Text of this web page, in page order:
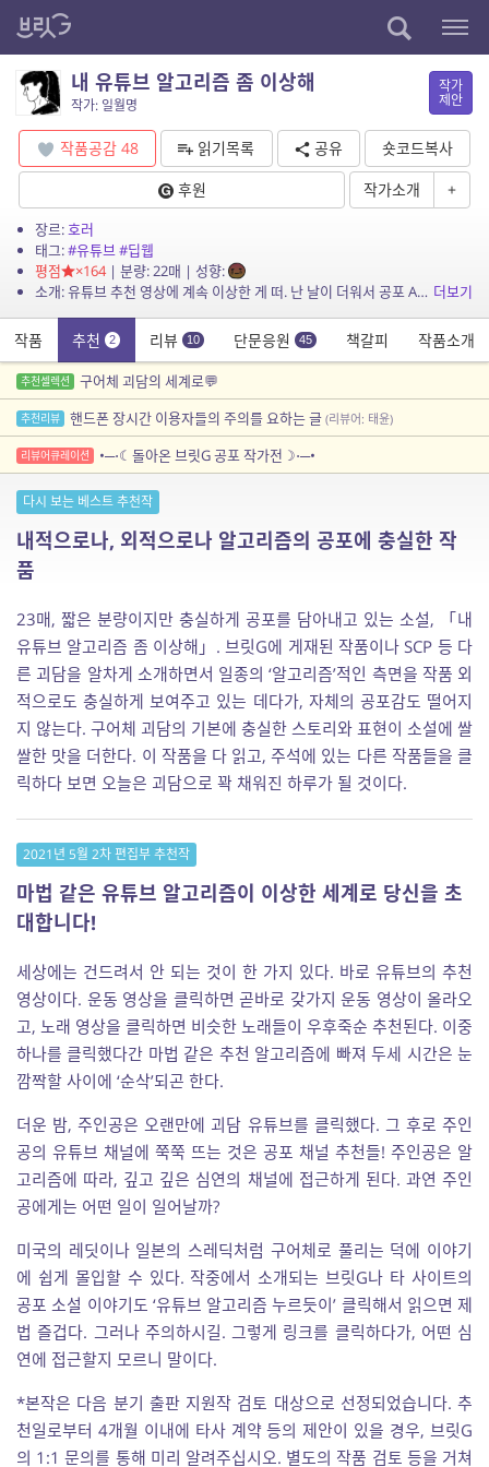
내 유튜브 알고리즘 좀 이상해
작가: 일월명
작가
제안
작품공감 48 읽기목록 공유
숏코드복사
후원
작가소개 +
장르:호러
태그:#유튜브#딥웹
평점
×164| 분량: 22매 | 성향:
소개: 유튜브 추천 영상에 계속 이상한 게 떠. 난 날이 더워서 공포 ASMR 몇 개를 찾아 보았을 뿐인데. *정체불명괴담 테마 단편선(구구단편서가) 수록작 22.01.11. 일부 수정 ... 더보기
작품 추천 2 리뷰 10 단문응원 45 책갈피 작품소개
추천셀렉션 구어체 괴담의 세계로💬
추천리뷰 핸드폰 장시간 이용자들의 주의를 요하는 글 (리뷰어: 태윤)
리뷰어큐레이션 •─⋅☾돌아온 브릿G 공포 작가전☽⋅─•
다시 보는 베스트 추천작
내적으로나, 외적으로나 알고리즘의 공포에 충실한 작
품
23매, 짧은 분량이지만 충실하게 공포를 담아내고 있는 소설, 「내
유튜브 알고리즘 좀 이상해」. 브릿G에 게재된 작품이나 SCP 등 다
른 괴담을 알차게 소개하면서 일종의 ‘알고리즘’적인 측면을 작품 외
적으로도 충실하게 보여주고 있는 데다가, 자체의 공포감도 떨어지
지 않는다. 구어체 괴담의 기본에 충실한 스토리와 표현이 소설에 쌀
쌀한 맛을 더한다. 이 작품을 다 읽고, 주석에 있는 다른 작품들을 클
릭하다 보면 오늘은 괴담으로 꽉 채워진 하루가 될 것이다.
2021년 5월 2차 편집부 추천작
마법 같은 유튜브 알고리즘이 이상한 세계로 당신을 초
대합니다!
세상에는 건드려서 안 되는 것이 한 가지 있다. 바로 유튜브의 추천
영상이다. 운동 영상을 클릭하면 곧바로 갖가지 운동 영상이 올라오
고, 노래 영상을 클릭하면 비슷한 노래들이 우후죽순 추천된다. 이중
하나를 클릭했다간 마법 같은 추천 알고리즘에 빠져 두세 시간은 눈
깜짝할 사이에 ‘순삭’되곤 한다.
더운 밤, 주인공은 오랜만에 괴담 유튜브를 클릭했다. 그 후로 주인
공의 유튜브 채널에 쭉쭉 뜨는 것은 공포 채널 추천들! 주인공은 알
고리즘에 따라, 깊고 깊은 심연의 채널에 접근하게 된다. 과연 주인
공에게는 어떤 일이 일어날까?
미국의 레딧이나 일본의 스레딕처럼 구어체로 풀리는 덕에 이야기
에 쉽게 몰입할 수 있다. 작중에서 소개되는 브릿G나 타 사이트의
공포 소설 이야기도 ‘유튜브 알고리즘 누르듯이’ 클릭해서 읽으면 제
법 즐겁다. 그러나 주의하시길. 그렇게 링크를 클릭하다가, 어떤 심
연에 접근할지 모르니 말이다.
*본작은 다음 분기 출판 지원작 검토 대상으로 선정되었습니다. 추
천일로부터 4개월 이내에 타사 계약 등의 제안이 있을 경우, 브릿G
의 1:1 문의를 통해 미리 알려주십시오. 별도의 작품 검토 등을 거쳐